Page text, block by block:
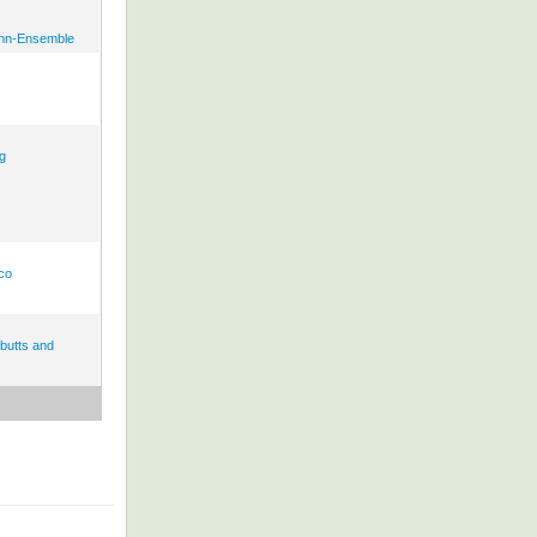
Ensemble
and